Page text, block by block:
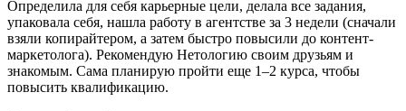
Определила для себя карьерные цели, делала все задания,
упаковала себя, нашла работу в агентстве за 3 недели (сначали
взяли копирайтером, а затем быстро повысили до контент-
маркетолога). Рекомендую Нетологию своим друзьям и
знакомым. Сама планирую пройти еще 1–2 курса, чтобы
повысить квалификацию.